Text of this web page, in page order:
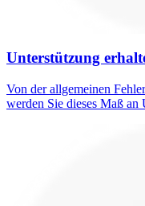
Unterstützung
Von der allgemeinen
werden Sie dieses Maß